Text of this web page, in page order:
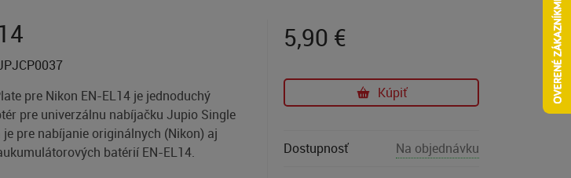
pre Nikon EN-EL14 je jednoduchý
pre univerzálnu nabíjačku Jupio Single
je pre nabíjanie originálnych (Nikon) aj
batérií EN-EL14.
5,90 €
Kúpiť
Dostupnosť Na objednávku